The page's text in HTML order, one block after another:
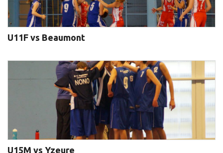
U11F vs Beaumont
U15M vs Yzeure